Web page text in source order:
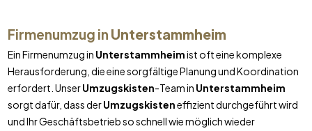
Firmenumzug in Unterstammheim
Ein Firmenumzug in Unterstammheimist oft eine komplexe
Herausforderung, die eine sorgfältige Planung und Koordination
erfordert. UnserUmzugskisten-Team in Unterstammheim
sorgt dafür, dass derUmzugskisteneffizient durchgeführt wird
und Ihr Geschäftsbetrieb so schnell wie möglich wieder